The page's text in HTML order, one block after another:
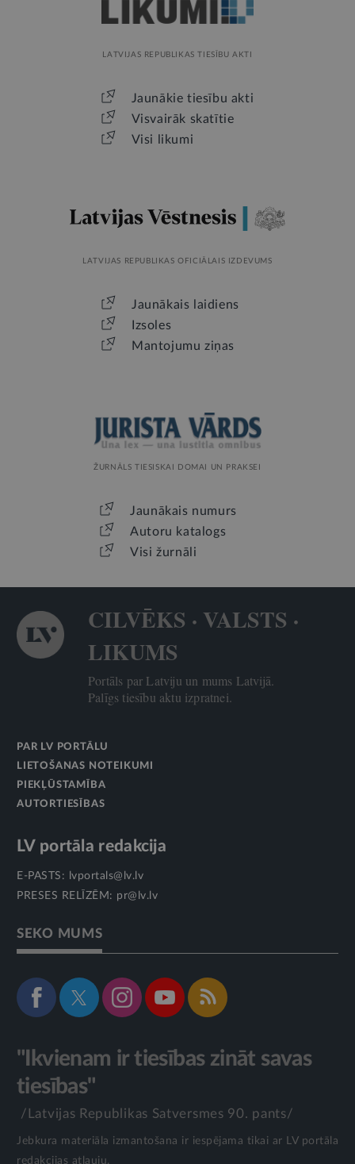
LATVIJAS REPUBLIKAS TIESĪBU AKTI
Jaunākie tiesību akti
Visvairāk skatītie
Visi likumi
LATVIJAS REPUBLIKAS OFICIĀLAIS IZDEVUMS
Jaunākais laidiens
Izsoles
Mantojumu ziņas
ŽURNĀLS TIESISKAI DOMAI UN PRAKSEI
Jaunākais numurs
Autoru katalogs
Visi žurnāli
CILVĒKS · VALSTS ·
LIKUMS
Portāls par Latviju un mums Latvijā.
Palīgs tiesību aktu izpratnei.
PAR LV PORTĀLU
LIETOŠANAS NOTEIKUMI
PIEKĻŪSTAMĪBA
AUTORTIESĪBAS
LV portāla redakcija
E-PASTS:
lvportals@lv.lv
PRESES RELĪZĒM: pr@lv.lv
SEKO MUMS
"Ikvienam ir tiesības zināt savas
tiesības"
/Latvijas Republikas Satversmes 90. pants/
Jebkura materiāla izmantošana ir iespējama tikai ar LV portāla
redakcijas atļauju.